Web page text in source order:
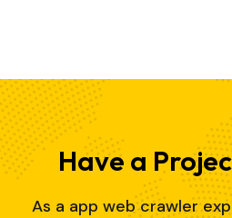
Have a
As a app web crawler